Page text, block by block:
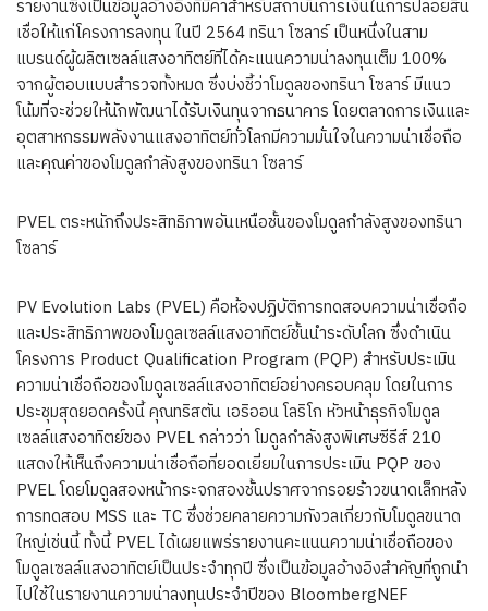
รายงานซึ่งเป็นข้อมูลอ้างอิงที่มีค่าสำหรับสถาบันการเงินในการปล่อยสิน
เชื่อให้แก่โครงการลงทุน ในปี 2564 ทรินา โซลาร์ เป็นหนึ่งในสาม
แบรนด์ผู้ผลิตเซลล์แสงอาทิตย์ที่ได้คะแนนความน่าลงทุนเต็ม 100%
จากผู้ตอบแบบสำรวจทั้งหมด ซึ่งบ่งชี้ว่าโมดูลของทรินา โซลาร์ มีแนว
โน้มที่จะช่วยให้นักพัฒนาได้รับเงินทุนจากธนาคาร โดยตลาดการเงินและ
อุตสาหกรรมพลังงานแสงอาทิตย์ทั่วโลกมีความมั่นใจในความน่าเชื่อถือ
และคุณค่าของโมดูลกำลังสูงของทรินา โซลาร์
PVEL ตระหนักถึงประสิทธิภาพอันเหนือชั้นของโมดูลกำลังสูงของทรินา
โซลาร์
PV Evolution Labs (PVEL) คือห้องปฏิบัติการทดสอบความน่าเชื่อถือ
และประสิทธิภาพของโมดูลเซลล์แสงอาทิตย์ชั้นนำระดับโลก ซึ่งดำเนิน
โครงการ Product Qualification Program (PQP) สำหรับประเมิน
ความน่าเชื่อถือของโมดูลเซลล์แสงอาทิตย์อย่างครอบคลุม โดยในการ
ประชุมสุดยอดครั้งนี้ คุณทริสตัน เอริออน โลริโก หัวหน้าธุรกิจโมดูล
เซลล์แสงอาทิตย์ของ PVEL กล่าวว่า โมดูลกำลังสูงพิเศษซีรีส์ 210
แสดงให้เห็นถึงความน่าเชื่อถือที่ยอดเยี่ยมในการประเมิน PQP ของ
PVEL โดยโมดูลสองหน้ากระจกสองชั้นปราศจากรอยร้าวขนาดเล็กหลัง
การทดสอบ MSS และ TC ซึ่งช่วยคลายความกังวลเกี่ยวกับโมดูลขนาด
ใหญ่เช่นนี้ ทั้งนี้ PVEL ได้เผยแพร่รายงานคะแนนความน่าเชื่อถือของ
โมดูลเซลล์แสงอาทิตย์เป็นประจำทุกปี ซึ่งเป็นข้อมูลอ้างอิงสำคัญที่ถูกนำ
ไปใช้ในรายงานความน่าลงทุนประจำปีของ BloombergNEF